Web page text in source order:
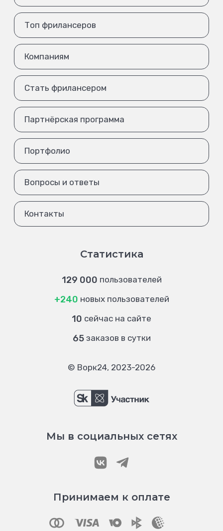
Топ фрилансеров
Компаниям
Стать фрилансером
Партнёрская программа
Портфолио
Вопросы и ответы
Контакты
Статистика
129 000 пользователей
+240 новых пользователей
10 сейчас на сайте
65 заказов в сутки
© Ворк24, 2023-2026
Мы в социальных сетях
Принимаем к оплате